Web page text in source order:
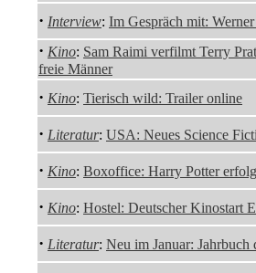
· Interview: Im Gespräch mit:
· Kino: Sam Raimi verfilmt Terry
freie Männer
· Kino: Tierisch wild: Trailer online
· Literatur: USA: Neues Science
· Kino: Boxoffice: Harry Potter
· Kino: Hostel: Deutscher Kinostart
· Literatur: Neu im Januar: